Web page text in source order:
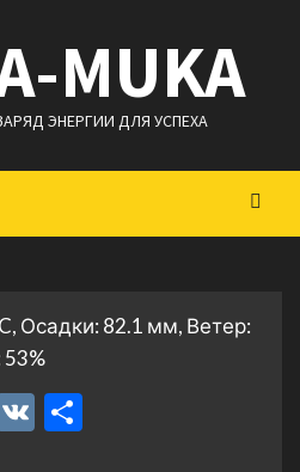
MUKA
ЭНЕРГИИ ДЛЯ УСПЕХА
Осадки: 82.1 мм, Ветер:
VK